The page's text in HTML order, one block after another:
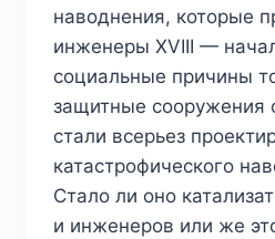
наводнения, которые
инженеры XVIII —
социальные причины
защитные сооружения
стали всерьез
катастрофического
Стало ли оно
и инженеров или же